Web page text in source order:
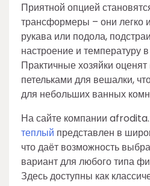
Приятной опцией
трансформеры – они легко
рукава или подола,
настроение и температуру
Практичные хозяйки
петельками для вешалки,
для небольших ванных
На сайте компании
теплый представлен в
что даёт возможность
вариант для любого типа
Здесь доступны как